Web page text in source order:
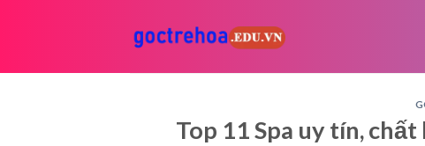
Top 11 Spa uy tín,